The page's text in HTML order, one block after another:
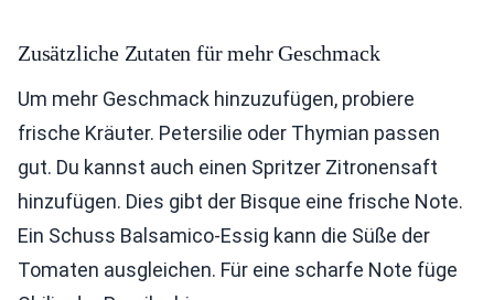
Zusätzliche Zutaten für mehr Geschmack
Um mehr Geschmack hinzuzufügen, probiere
frische Kräuter. Petersilie oder Thymian passen
gut. Du kannst auch einen Spritzer Zitronensaft
hinzufügen. Dies gibt der Bisque eine frische Note.
Ein Schuss Balsamico-Essig kann die Süße der
Tomaten ausgleichen. Für eine scharfe Note füge